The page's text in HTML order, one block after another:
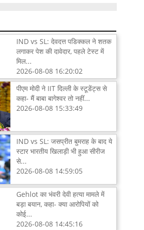
IND vs SL: देवदत्त पडिक्कल ने शतक
लगाकर पेश की दावेदार, पहले टेस्ट में
मिल...
2026-08-08 16:20:02
पीएम मोदी ने IIT दिल्ली के स्टूडेंट्स से
कहा- मैं बाबा बागेश्वर तो नहीं...
2026-08-08 15:33:49
IND vs SL: जसप्रीत बुमराह के बाद ये
स्टार भारतीय खिलाड़ी भी हुआ सीरीज
से...
2026-08-08 14:59:05
Gehlot का भंवरी देवी हत्या मामले में
बड़ा बयान, कहा- क्या आरोपियों को
कोई...
2026-08-08 14:45:16